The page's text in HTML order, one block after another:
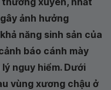
ảnh hưởng
năng sinh sản của
báo cánh mày
nguy hiểm. Dưới
vùng xương chậu ở